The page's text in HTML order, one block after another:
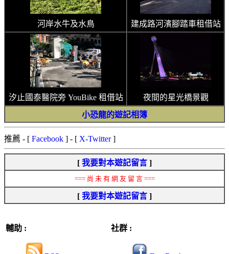
河岸水牛及水鳥 建成路河濱腳踏車租借站
汐止國泰醫院旁 YouBike 租借站
夜間的星光橋景觀
小恐龍的遊記相簿
推薦 - [ Facebook ] - [ X-Twitter]
[ 我要對本遊記留言 ]
=== 尚 未 有 網 友 留 言 ===
[ 我要對本遊記留言 ]
輔助 : 社群 :